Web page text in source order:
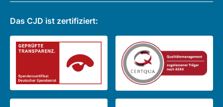
Das CJD ist zertifiziert: